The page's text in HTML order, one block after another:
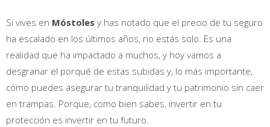
Si vives en Móstoles y has notado que el precio de tu seguro
ha escalado en los últimos años, no estás solo. Es una
realidad que ha impactado a muchos, y hoy vamos a
desgranar el porqué de estas subidas y, lo más importante,
cómo puedes asegurar tu tranquilidad y tu patrimonio sin caer
en trampas. Porque, como bien sabes, invertir en tu
protección es invertir en tu futuro.